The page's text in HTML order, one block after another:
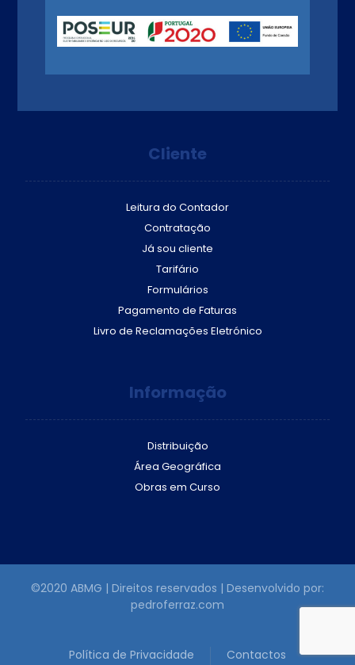
Cliente
Leitura do Contador
Contratação
Já sou cliente
Tarifário
Formulários
Pagamento de Faturas
Livro de Reclamações Eletrónico
Informação
Distribuição
Área Geográfica
Obras em Curso
©2020 ABMG | Direitos reservados | Desenvolvido por:
pedroferraz.com
Contactos
Política de Privacidade